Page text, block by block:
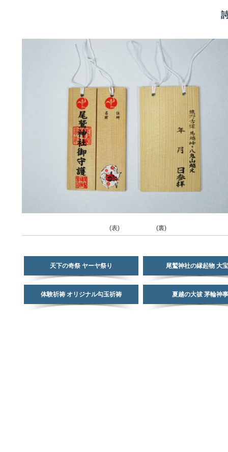
(表) (裏)
天下の奇祭 ヤーヤ祭り 尾鷲神社の縁起物 大
体験祈祷 オリジナル勾玉祈祷 夏越の大祓 茅輪神